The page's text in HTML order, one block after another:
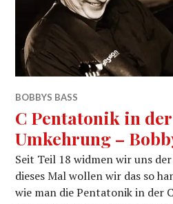
BOBBYS BASS
C Pentatonik in
Umkehrung –
Seit Teil 18 widmen wir uns
dieses Mal wollen wir das so
wie man die Pentatonik in der